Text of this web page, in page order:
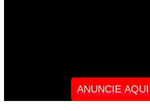
ANUNCIE AQUI